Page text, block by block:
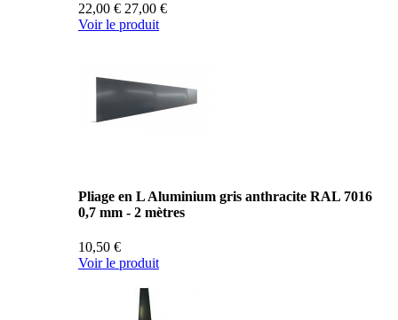
22,00 € 27,00 €
Voir le produit
Pliage en L Aluminium gris anthracite RAL 7016
0,7 mm - 2 mètres
10,50 €
Voir le produit